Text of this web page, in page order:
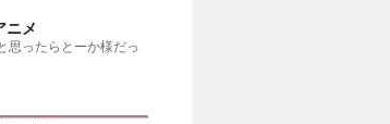
ニメ
思ったらとーか様だっ